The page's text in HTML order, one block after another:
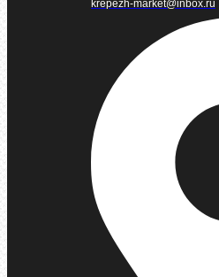
krepezh-market@inbox.ru